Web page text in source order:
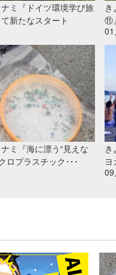
ミ『ドイツ環境学び旅
新たなスタート
⑪
01
ミ『海に漂う“見えな
ロプラスチック･･･
ヨ
09